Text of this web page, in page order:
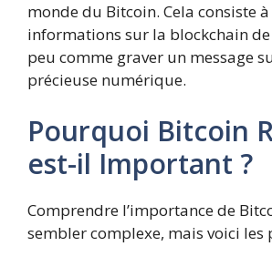
monde du Bitcoin. Cela consiste
informations sur la blockchain
peu comme graver un message
précieuse numérique.
Pourquoi Bitcoin
est-il Important ?
Comprendre l’importance de
sembler complexe, mais voici les